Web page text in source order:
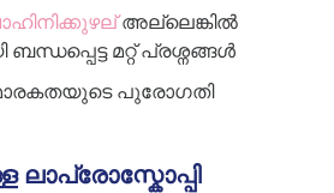
അല്ലെങ്കിൽ
മറ്റ് പ്രശ്നങ്ങൾ
പുരോഗതി